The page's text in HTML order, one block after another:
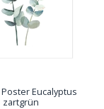
Eucalyptus
zartgrün